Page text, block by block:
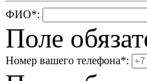
ФИО*:
Поле
Номер вашего телефона*: